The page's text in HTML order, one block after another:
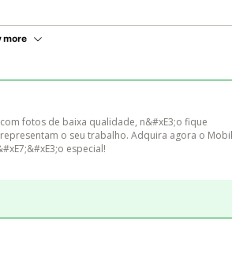
more
fotos de baixa qualidade, n&#xE3;o fique
o seu trabalho. Adquira agora o
especial!